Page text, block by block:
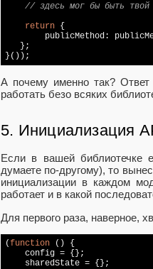
// здесь мог бы быть твой
return {
publicMethod:
   };
}());
А почему именно так? Ответ
работать безо всяких
5. Инициализация
Если в вашей библиотечке
думаете по-другому), то
инициализации в каждом
работает и в какой
Для первого раза, наверное,
(function ( ) {
    config = {};
    sharedState = {};